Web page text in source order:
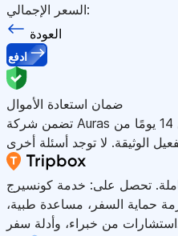
السعر الإجمالي:
العودة
ادفع
ضمان استعادة الأموال
تضمن شركة Auras للتأمين استرداد من المبلغ خلال 14 يومًا من
تحصل على: خدمة كونسيرج
الساعة 24/7، حزمة حماية السفر، مساعدة طبية،